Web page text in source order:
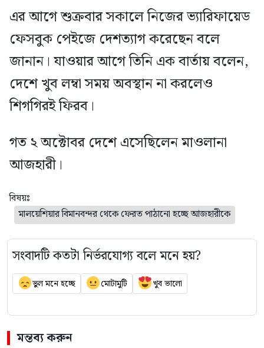
এর আগে শুক্রবার সকালে নিজের ভ্যারিফায়েড
ফেসবুক পেইজে দেশত্যাগ করেছেন বলে
জানান। যাওয়ার আগে তিনি এক বার্তায় বলেন,
দেশে খুব লম্বা সময় অবস্থান না করলেও
শিগগিরই ফিরব।
গত ২ অক্টোবর দেশে এসেছিলেন মাওলানা
আজহারী।
বিষয়ঃ
মালয়েশিয়ার বিমানবন্দর থেকে ফেরত পাঠানো হচ্ছে আজহারীকে
সংবাদটি কতটা নির্ভরযোগ্য বলে মনে হয়?
ভুল মনে হচ্ছে মোটামুটি খুব ভালো
মন্তব্য করুন